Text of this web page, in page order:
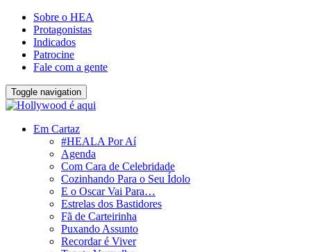
Sobre o HEA
Protagonistas
Indicados
Patrocine
Fale com a gente
Toggle navigation
Em Cartaz
#HEALA Por Aí
Agenda
Com Cara de Celebridade
Cozinhando Para o Seu Ídolo
E o Oscar Vai Para…
Estrelas dos Bastidores
Fã de Carteirinha
Puxando Assunto
Recordar é Viver